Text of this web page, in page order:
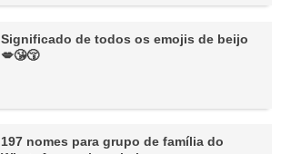
Significado de todos os emojis de beijo
💋😘😚
197 nomes para grupo de família do